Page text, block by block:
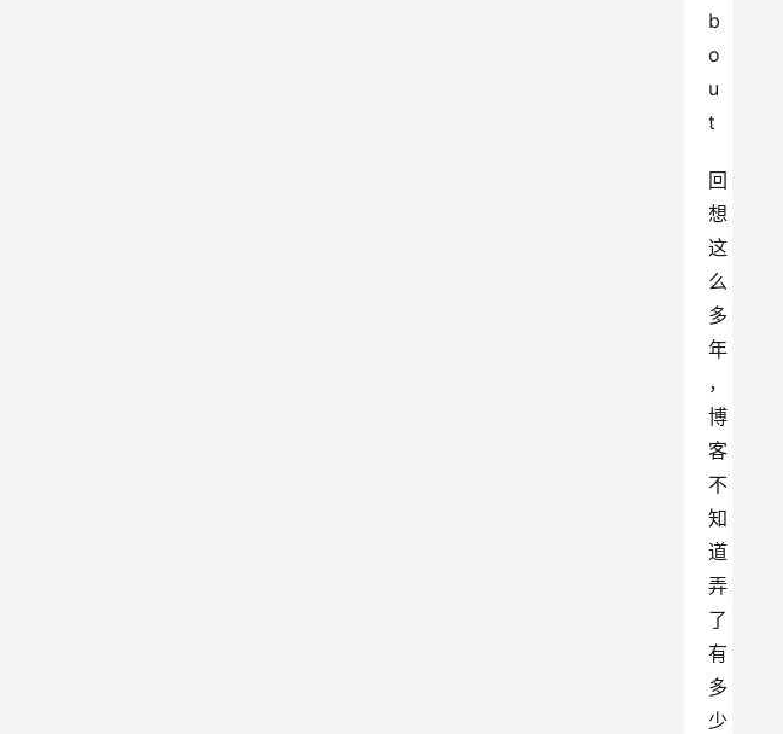
b
o
u
t
回
想
这
么
多
年
，
博
客
不
知
道
弄
了
有
多
少